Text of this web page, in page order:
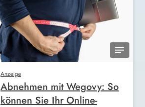
Anzeige
Abnehmen mit Wegovy: So
können Sie Ihr Online-